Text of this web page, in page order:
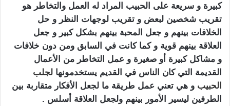
كبيرة و سريعة على الحبيب المراد له العمل والتخاطر هو
تقريب شخصين لبعض و تقريب لوجهات النظر و حل
الخلافات بينهم و جعل المحبة بينهم بشكل كبير و جعل
العلاقة بينهم قوية و كما كانت في السابق ومن دون خلافات
و مشاكل كبيرة أو صغيرة و عمل التخاطر من الأعمال
القديمة التي كان الناس في القديم يستخدمونها لجلب
الحبيب و هي تعني عمل طريقة ما لجعل الأفكار متقاربة بين
الطرفين ليسير الأمور بينهم ولجعل العلاقة أسلس .